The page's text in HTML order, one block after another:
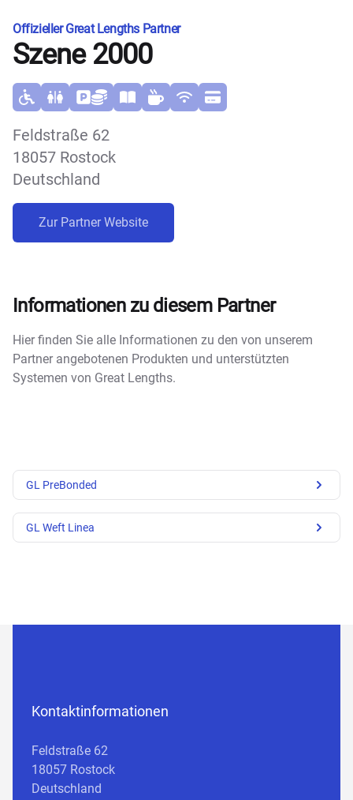
Offizieller Great Lengths Partner
Szene 2000
Feldstraße 62
18057 Rostock
Deutschland
Zur Partner Website
Informationen zu diesem Partner
Hier finden Sie alle Informationen zu den von unserem
Partner angebotenen Produkten und unterstützten
Systemen von Great Lengths.
GL PreBonded
GL Weft Linea
Kontaktinformationen
Feldstraße 62
18057 Rostock
Deutschland